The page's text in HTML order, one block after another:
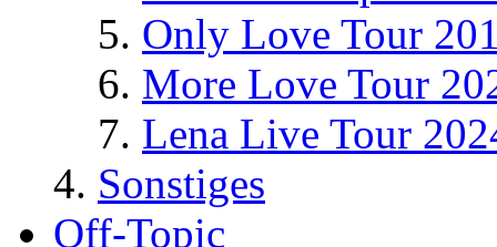
Only Love Tour
More Love Tour
Lena Live Tour
Sonstiges
Off-Topic